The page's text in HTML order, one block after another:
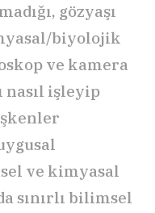
gözyaşı
biyolojik
ve kamera
nasıl işleyip
ve kimyasal
sınırlı bilimsel